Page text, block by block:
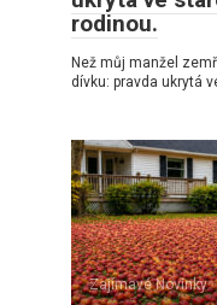
rodinou.
Než můj manžel
dívku: pravda ukrytá
Zajímavé Novinky